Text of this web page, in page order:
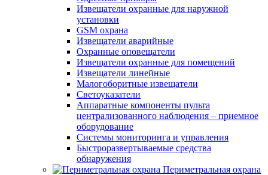
Извещатели охранные для наружной
установки
GSM охрана
Извещатели аварийные
Охранные оповещатели
Извещатели охранные для помещений
Извещатели линейные
Малогоборитные извещатели
Светоуказатели
Аппаратные компоненты пульта
централизованного наблюдения – приемное
оборудование
Системы мониторинга и управления
Быстроразвертываемые средства
обнаружения
Периметральная охрана